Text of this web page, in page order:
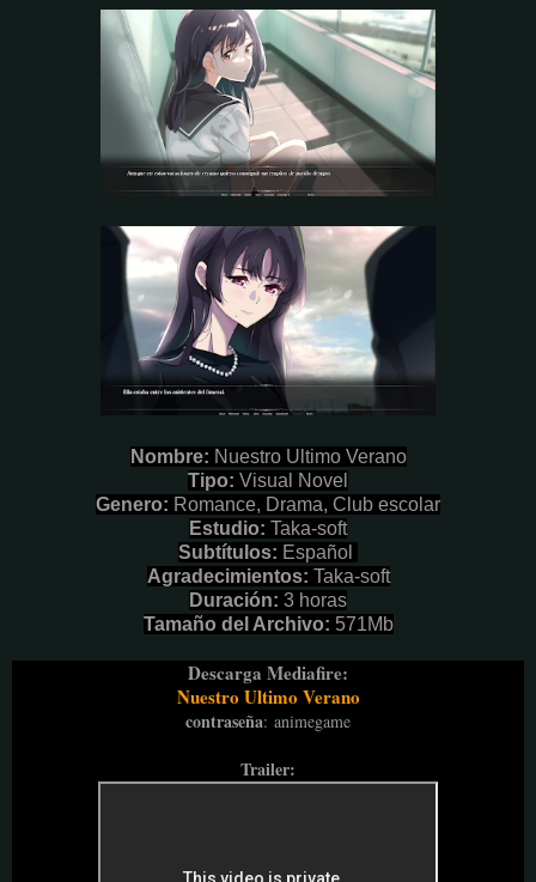
Nombre: Nuestro Ultimo Verano
Tipo: Visual Novel
Genero: Romance, Drama, Club escolar
Estudio: Taka-soft
Subtítulos: Español
Agradecimientos: Taka-soft
Duración: 3 horas
Tamaño del Archivo: 571Mb
Descarga Mediafire:
Nuestro Ultimo Verano
contraseña: animegame
Trailer: